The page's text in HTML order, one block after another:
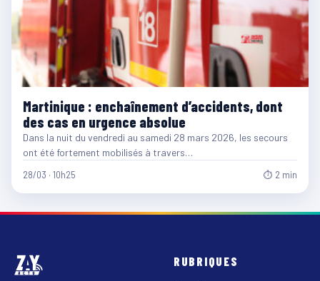
Martinique : enchaînement d’accidents, dont
des cas en urgence absolue
Dans la nuit du vendredi au samedi 28 mars 2026, les secours
ont été fortement mobilisés à travers…
28/03 · 10h25 ⏱ 2 min
RUBRIQUES